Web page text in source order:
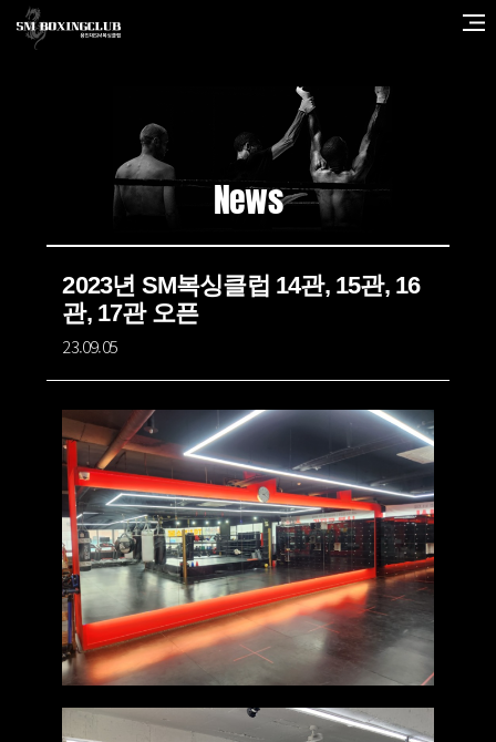
News
2023년 SM복싱클럽 14관, 15관, 16
관, 17관 오픈
23.09.05